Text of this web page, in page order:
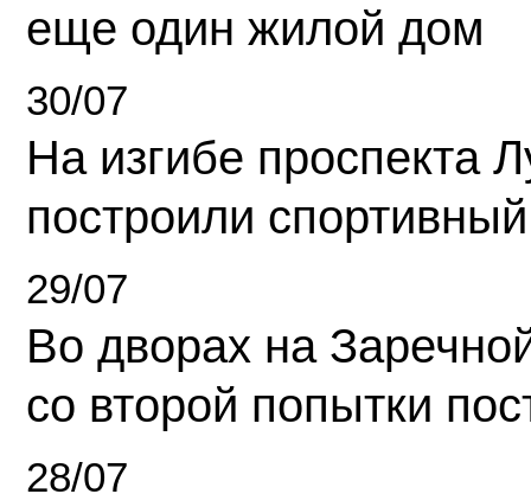
еще один жилой дом
30/07
На изгибе проспекта
построили
29/07
Во дворах на
со второй попытки
28/07